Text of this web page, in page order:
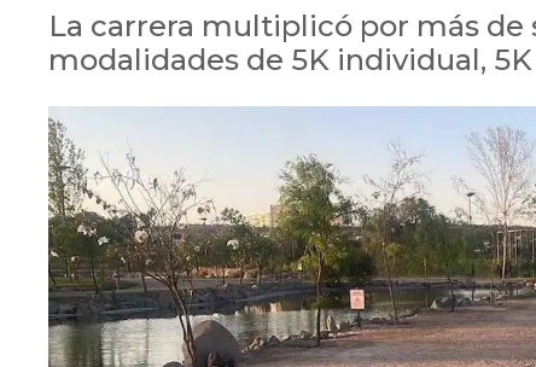
La carrera multiplicó por más de
modalidades de 5K individual,